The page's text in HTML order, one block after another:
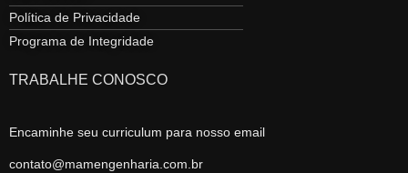
Política de Privacidade
Programa de Integridade
TRABALHE CONOSCO
Encaminhe seu curriculum para nosso email
contato@mamengenharia.com.br